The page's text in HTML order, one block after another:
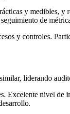
y medibles,
de
y controles.
liderando
Excelente nivel